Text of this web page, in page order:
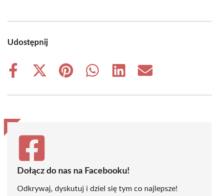
Udostępnij
Share
Share
(Twitter)
Share
Share
Share
Share
Dołącz do nas na Facebooku!
Odkrywaj, dyskutuj i dziel się tym co najlepsze!